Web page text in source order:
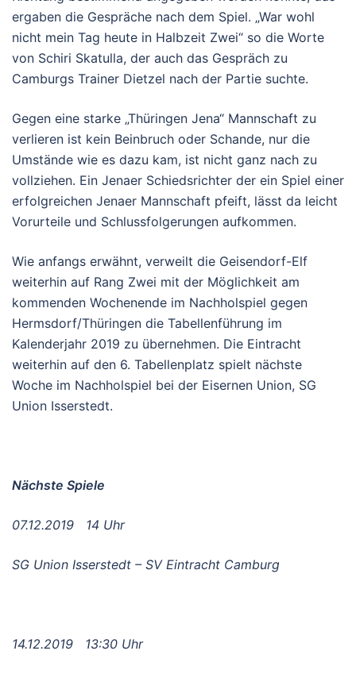
ergaben die Gespräche nach dem Spiel. „War wohl
nicht mein Tag heute in Halbzeit Zwei“ so die Worte
von Schiri Skatulla, der auch das Gespräch zu
Camburgs Trainer Dietzel nach der Partie suchte.
Gegen eine starke „Thüringen Jena“ Mannschaft zu
verlieren ist kein Beinbruch oder Schande, nur die
Umstände wie es dazu kam, ist nicht ganz nach zu
vollziehen. Ein Jenaer Schiedsrichter der ein Spiel einer
erfolgreichen Jenaer Mannschaft pfeift, lässt da leicht
Vorurteile und Schlussfolgerungen aufkommen.
Wie anfangs erwähnt, verweilt die Geisendorf-Elf
weiterhin auf Rang Zwei mit der Möglichkeit am
kommenden Wochenende im Nachholspiel gegen
Hermsdorf/Thüringen die Tabellenführung im
Kalenderjahr 2019 zu übernehmen. Die Eintracht
weiterhin auf den 6. Tabellenplatz spielt nächste
Woche im Nachholspiel bei der Eisernen Union, SG
Union Isserstedt.
Nächste Spiele
07.12.2019 14 Uhr
SG Union Isserstedt – SV Eintracht Camburg
14.12.2019 13:30 Uhr